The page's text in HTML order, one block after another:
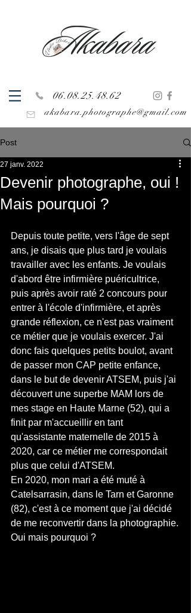
06.08.25.48.62
akabara.photographe@gmail.com
Post
Devenir photographe, oui !
Mais pourquoi ?
27 janv. 2022
Depuis toute petite, vers l'âge de sept
ans, je disais que plus tard je voulais
travailler avec les enfants. Je voulais
d'abord être infirmière puéricultrice,
puis après avoir raté 2 concours pour
entrer à l'école d'infirmière, et après
grande réflexion, ce n'est pas vraiment
ce métier que je voulais exercer. J'ai
donc fais quelques petits boulot, avant
de passer mon CAP petite enfance,
dans le but de devenir ATSEM, puis j'ai
découvert une superbe MAM lors de
mes stage en Haute Marne (52), qui a
finit par m'accueillir en tant
qu'assistante maternelle de 2015 à
2020, car ce métier me correspondait
plus que celui d'ATSEM.
En 2020, mon mari a été muté à
Catelsarrasin, dans le Tarn et Garonne
(82), c'est à ce moment que j'ai décidé
de me reconvertir dans la photographie.
Oui mais pourquoi ?